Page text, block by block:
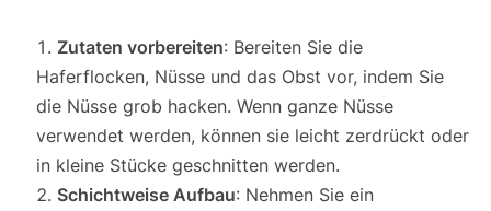
Zutaten vorbereiten: Bereiten Sie die
Haferflocken, Nüsse und das Obst vor, indem Sie
die Nüsse grob hacken. Wenn ganze Nüsse
verwendet werden, können sie leicht zerdrückt oder
in kleine Stücke geschnitten werden.
Schichtweise Aufbau: Nehmen Sie ein